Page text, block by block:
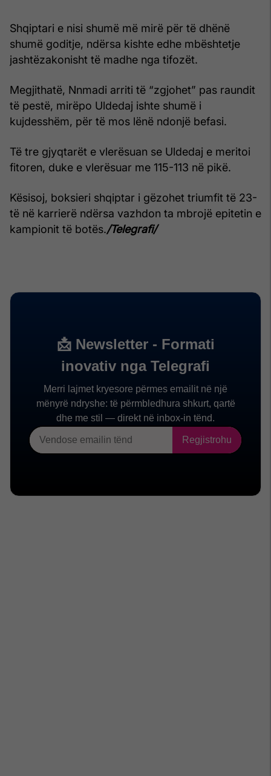
Shqiptari e nisi shumë më mirë për të dhënë
shumë goditje, ndërsa kishte edhe mbështetje
jashtëzakonisht të madhe nga tifozët.
Megjithatë, Nnmadi arriti të “zgjohet” pas raundit
të pestë, mirëpo Uldedaj ishte shumë i
kujdesshëm, për të mos lënë ndonjë befasi.
Të tre gjyqtarët e vlerësuan se Uldedaj e meritoi
fitoren, duke e vlerësuar me 115-113 në pikë.
Kësisoj, boksieri shqiptar i gëzohet triumfit të 23-
të në karrierë ndërsa vazhdon ta mbrojë epitetin e
kampionit të botës./Telegrafi/